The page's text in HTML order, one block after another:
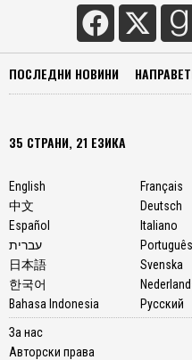
ПОСЛЕДНИ НОВИНИ
35 СТРАНИ, 21 ЕЗИКА
English
中文
Español
עברית
日本語
한국어
Bahasa Indonesia
Français
Deutsch
Italiano
Português
Svenska
Русский
За нас
Авторски права